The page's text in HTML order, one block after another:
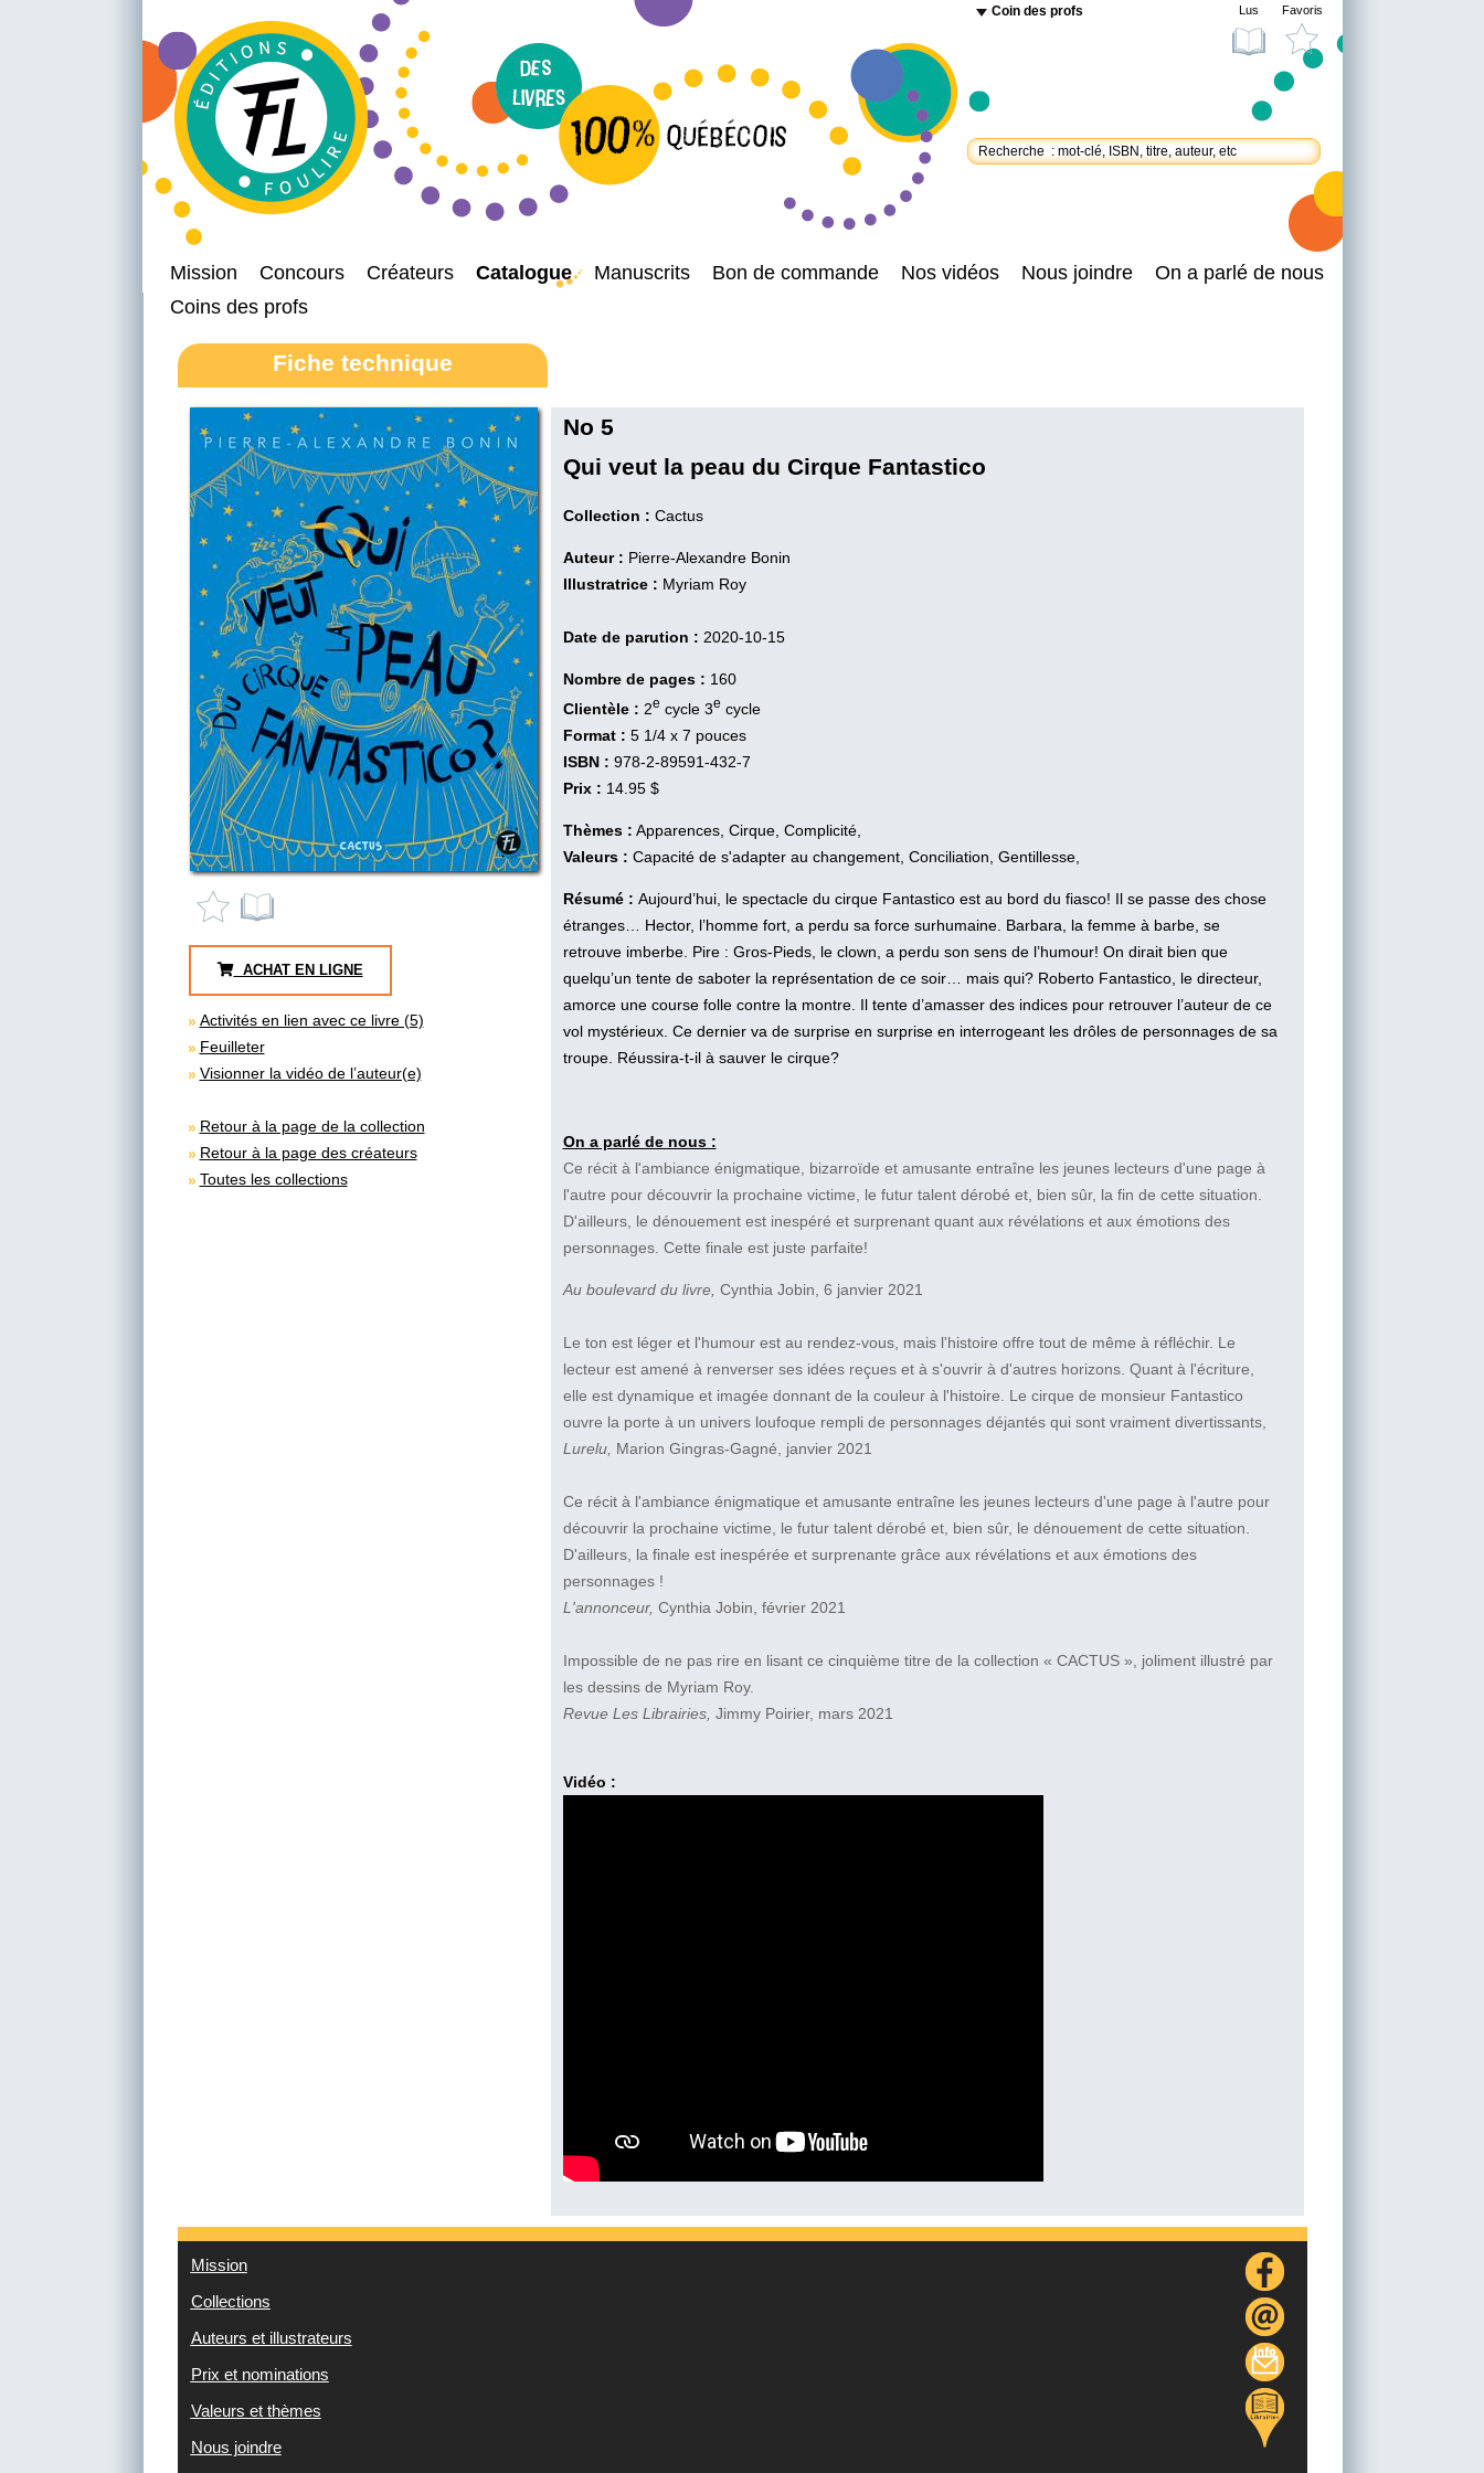
Mission Concours Créateurs Catalogue Manuscrits Bon de commande Nos vidéos Nous joindre
On a parlé de nous
Coins des profs
Coin des profs Lus Favoris
Fiche technique
ACHAT EN LIGNE
Activités en lien avec ce livre (5)
Feuilleter
Visionner la vidéo de l’auteur(e)
Retour à la page de la collection
Retour à la page des créateurs
Toutes les collections
No 5
Qui veut la peau du Cirque Fantastico
Collection : Cactus
Auteur : Pierre-Alexandre Bonin
Illustratrice : Myriam Roy
Date de parution : 2020-10-15
Nombre de pages : 160
Clientèle : 2e cycle 3e cycle
Format : 5 1/4 x 7 pouces
ISBN : 978-2-89591-432-7
Prix : 14.95 $
Thèmes : Apparences, Cirque, Complicité,
Valeurs : Capacité de s'adapter au changement, Conciliation, Gentillesse,
Résumé : Aujourd’hui, le spectacle du cirque Fantastico est au bord du fiasco! Il se passe des chose
étranges… Hector, l’homme fort, a perdu sa force surhumaine. Barbara, la femme à barbe, se
retrouve imberbe. Pire : Gros-Pieds, le clown, a perdu son sens de l’humour! On dirait bien que
quelqu’un tente de saboter la représentation de ce soir… mais qui? Roberto Fantastico, le directeur,
amorce une course folle contre la montre. Il tente d’amasser des indices pour retrouver l’auteur de ce
vol mystérieux. Ce dernier va de surprise en surprise en interrogeant les drôles de personnages de sa
troupe. Réussira-t-il à sauver le cirque?
On a parlé de nous :
Ce récit à l'ambiance énigmatique, bizarroïde et amusante entraîne les jeunes lecteurs d'une page à
l'autre pour découvrir la prochaine victime, le futur talent dérobé et, bien sûr, la fin de cette situation.
D'ailleurs, le dénouement est inespéré et surprenant quant aux révélations et aux émotions des
personnages. Cette finale est juste parfaite!
Au boulevard du livre, Cynthia Jobin, 6 janvier 2021
Le ton est léger et l'humour est au rendez-vous, mais l'histoire offre tout de même à réfléchir. Le
lecteur est amené à renverser ses idées reçues et à s'ouvrir à d'autres horizons. Quant à l'écriture,
elle est dynamique et imagée donnant de la couleur à l'histoire. Le cirque de monsieur Fantastico
ouvre la porte à un univers loufoque rempli de personnages déjantés qui sont vraiment divertissants,
Lurelu, Marion Gingras-Gagné, janvier 2021
Ce récit à l'ambiance énigmatique et amusante entraîne les jeunes lecteurs d'une page à l'autre pour
découvrir la prochaine victime, le futur talent dérobé et, bien sûr, le dénouement de cette situation.
D'ailleurs, la finale est inespérée et surprenante grâce aux révélations et aux émotions des
personnages !
L'annonceur, Cynthia Jobin, février 2021
Impossible de ne pas rire en lisant ce cinquième titre de la collection « CACTUS », joliment illustré par
les dessins de Myriam Roy.
Revue Les Librairies, Jimmy Poirier, mars 2021
Vidéo :
Mission
Collections
Auteurs et illustrateurs
Prix et nominations
Valeurs et thèmes
Nous joindre